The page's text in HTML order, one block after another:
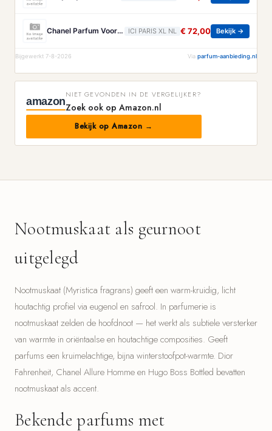
Chanel Parfum Voor Het Haar Chanel - Coco Mademoiselle Parfum Voor Het Haar - 35 ML ICI PARIS XL NL € 72,00 Bekijk →
Bijgewerkt 7-8-2026 Via parfum-aanbieding.nl
amazon
NIET GEVONDEN IN DE VERGELIJKER?
Zoek ook op Amazon.nl
Bekijk op Amazon →
Nootmuskaat als geurnoot
uitgelegd
Nootmuskaat (Myristica fragrans) geeft een warm-kruidig, licht
houtachtig profiel via eugenol en safrool. In parfumerie is
nootmuskaat zelden de hoofdnoot — het werkt als subtiele versterker
van warmte in oriëntaalse en houtachtige composities. Geeft
parfums een kruimelachtige, bijna winterstoofpot-warmte. Dior
Fahrenheit, Chanel Allure Homme en Hugo Boss Bottled bevatten
nootmuskaat als accent.
Bekende parfums met